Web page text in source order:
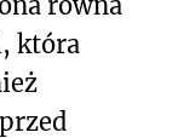
która